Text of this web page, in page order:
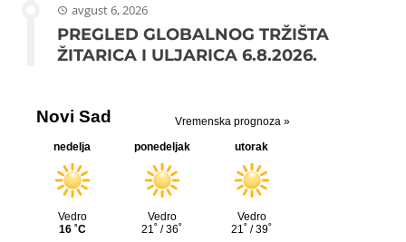
avgust 6, 2026
PREGLED GLOBALNOG TRŽIŠTA
ŽITARICA I ULJARICA 6.8.2026.